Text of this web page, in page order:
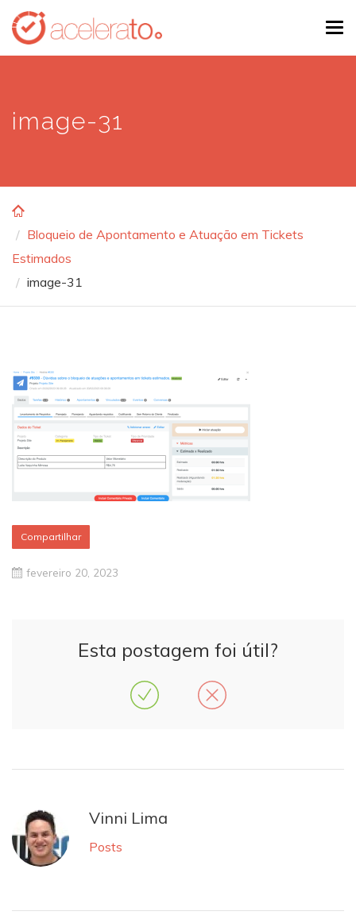
Skip
main
image-31
Bloqueio de Apontamento e Atuação em Tickets
Estimados
image-31
Compartilhar
fevereiro 20, 2023
Esta postagem foi útil?
Vinni Lima
Posts